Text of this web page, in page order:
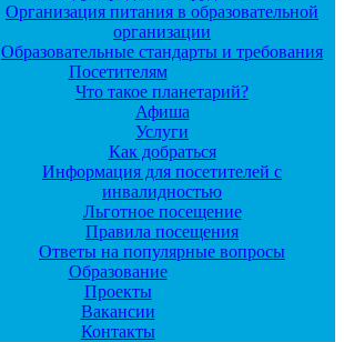
Организация питания в образовательной
организации
Образовательные стандарты и требования
Посетителям
Что такое планетарий?
Афиша
Услуги
Как добраться
Информация для посетителей с
инвалидностью
Льготное посещение
Правила посещения
Ответы на популярные вопросы
Образование
Проекты
Вакансии
Контакты